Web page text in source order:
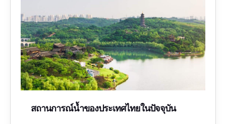
สถานการณ์น้ำของประเทศไทยในปัจจุบัน